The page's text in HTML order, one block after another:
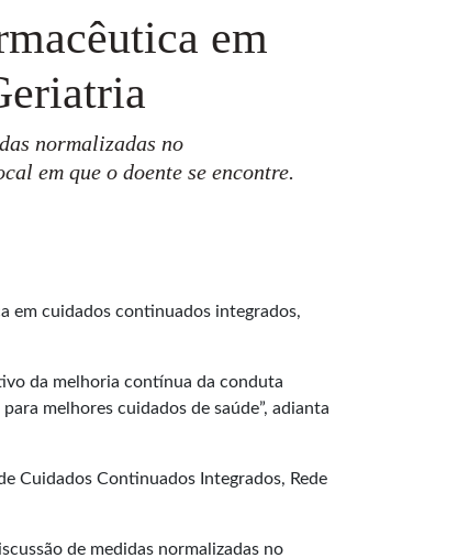
em
normalizadas no
em que o doente se encontre.
em cuidados continuados integrados,
da melhoria contínua da conduta
melhores cuidados de saúde”, adianta
Cuidados Continuados Integrados, Rede
de medidas normalizadas no